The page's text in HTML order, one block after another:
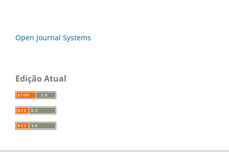
Open Journal Systems
Edição Atual